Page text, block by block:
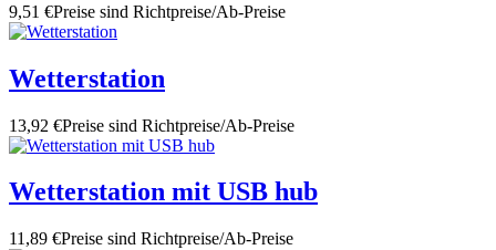
9,51 €Preise sind Richtpreise/Ab-Preise
Wetterstation
13,92 €Preise sind Richtpreise/Ab-Preise
Wetterstation mit USB hub
11,89 €Preise sind Richtpreise/Ab-Preise